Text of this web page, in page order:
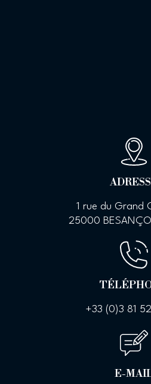
1 rue du Grand
25000
+33 (0)3 81
E-